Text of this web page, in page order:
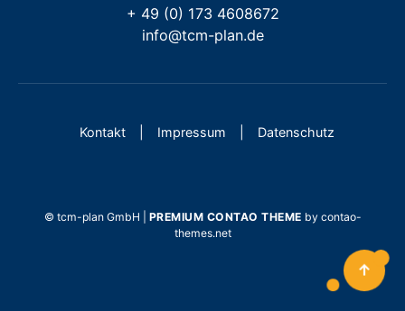
+ 49 (0) 173 4608672
info@tcm-plan.de
Kontakt Impressum Datenschutz
© tcm-plan GmbH | PREMIUM CONTAO THEME by contao-
themes.net
↑